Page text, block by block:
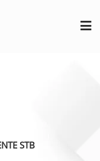
STB